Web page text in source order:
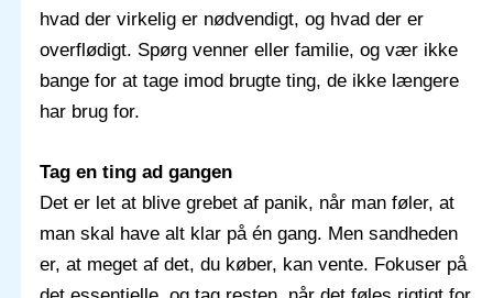
hvad der virkelig er nødvendigt, og hvad der er
overflødigt. Spørg venner eller familie, og vær ikke
bange for at tage imod brugte ting, de ikke længere
har brug for.
Tag en ting ad gangen
Det er let at blive grebet af panik, når man føler, at
man skal have alt klar på én gang. Men sandheden
er, at meget af det, du køber, kan vente. Fokuser på